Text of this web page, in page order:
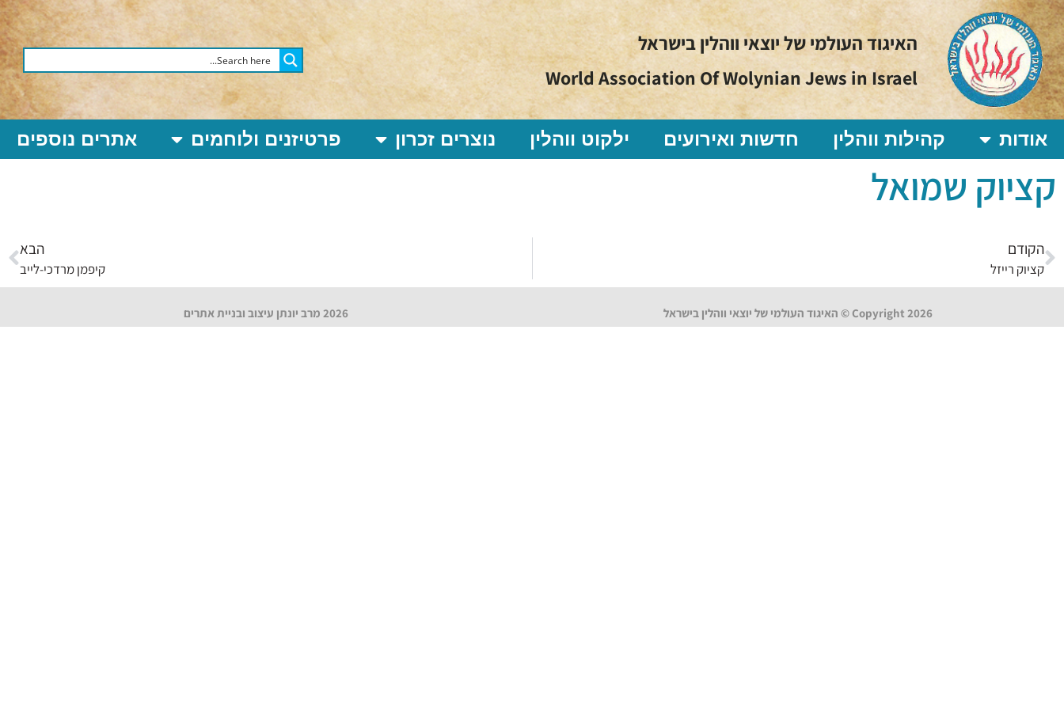
האיגוד העולמי של יוצאי ווהלין בישראל
World Association Of Wolynian Jews in Israel
אודות קהילות ווהלין חדשות ואירועים ילקוט ווהלין נוצרים זכרון פרטיזנים ולוחמים אתרים נוספים
קציוק שמואל
הקודם
קציוק רייזל
הבא
קיפמן מרדכי-לייב
Copyright 2026 © האיגוד העולמי של יוצאי ווהלין בישראל 2026 מרב יונתן עיצוב ובניית אתרים